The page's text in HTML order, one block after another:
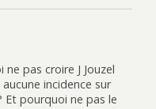
ne pas croire J Jouzel
aucune incidence sur
Et pourquoi ne pas le